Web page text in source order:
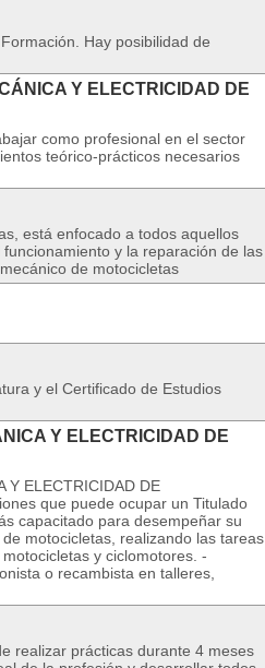
Hay posibilidad de
Y ELECTRICIDAD DE
como profesional en el sector
teórico-prácticos necesarios
está enfocado a todos aquellos
y la reparación de las
de motocicletas
y el Certificado de Estudios
Y ELECTRICIDAD DE
Y ELECTRICIDAD DE
que puede ocupar un Titulado
capacitado para desempeñar su
motocicletas, realizando las tareas
y ciclomotores. -
o recambista en talleres,
realizar prácticas durante 4 meses